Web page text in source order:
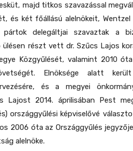
majd titkos szavazással
és két főállású alelnökeit, Wentzel
pártok delegáltjai szavaztak a
ülésen részt vett dr. Szűcs Lajos
Közgyűlését, valamint 2010
Elnöksége alatt
és a megyei
Lajost 2014. áprilisában Pest
országgyűlési képviselővé
2006 óta az Országgyűlés
alelnöke.